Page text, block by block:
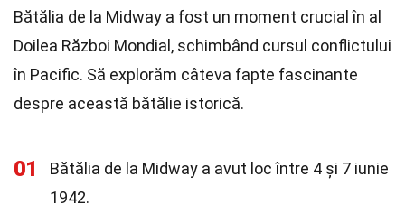
Bătălia de la Midway a fost un moment crucial în al
Doilea Război Mondial, schimbând cursul conflictului
în Pacific. Să explorăm câteva fapte fascinante
despre această bătălie istorică.
01
Bătălia de la Midway a avut loc între 4 și 7 iunie
1942.